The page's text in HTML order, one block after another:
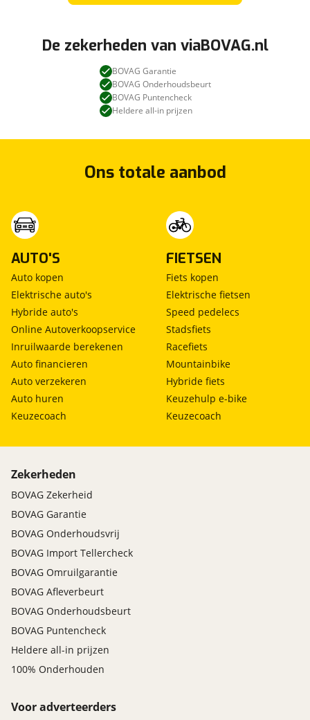
De zekerheden van viaBOVAG.nl
BOVAG Garantie
BOVAG Onderhoudsbeurt
BOVAG Puntencheck
Heldere all-in prijzen
Ons totale aanbod
AUTO'S
Auto kopen
Elektrische auto's
Hybride auto's
Online Autoverkoopservice
Inruilwaarde berekenen
Auto financieren
Auto verzekeren
Auto huren
Keuzecoach
FIETSEN
Fiets kopen
Elektrische fietsen
Speed pedelecs
Stadsfiets
Racefiets
Mountainbike
Hybride fiets
Keuzehulp e-bike
Keuzecoach
Zekerheden
BOVAG Zekerheid
BOVAG Garantie
BOVAG Onderhoudsvrij
BOVAG Import Tellercheck
BOVAG Omruilgarantie
BOVAG Afleverbeurt
BOVAG Onderhoudsbeurt
BOVAG Puntencheck
Heldere all-in prijzen
100% Onderhouden
Voor adverteerders